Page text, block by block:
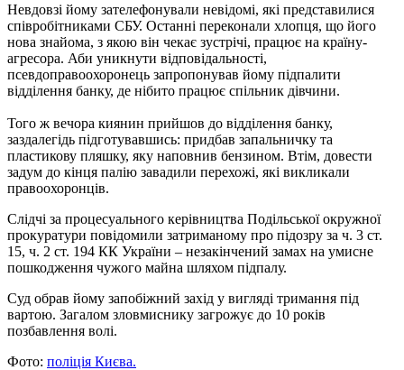
Невдовзі йому зателефонували невідомі, які представилися
співробітниками СБУ. Останні переконали хлопця, що його
нова знайома, з якою він чекає зустрічі, працює на країну-
агресора. Аби уникнути відповідальності,
псевдоправоохоронець запропонував йому підпалити
відділення банку, де нібито працює спільник дівчини.
Того ж вечора киянин прийшов до відділення банку,
заздалегідь підготувавшись: придбав запальничку та
пластикову пляшку, яку наповнив бензином. Втім, довести
задум до кінця палію завадили перехожі, які викликали
правоохоронців.
Слідчі за процесуального керівництва Подільської окружної
прокуратури повідомили затриманому про підозру за ч. 3 ст.
15, ч. 2 ст. 194 КК України – незакінчений замах на умисне
пошкодження чужого майна шляхом підпалу.
Суд обрав йому запобіжний захід у вигляді тримання під
вартою. Загалом зловмиснику загрожує до 10 років
позбавлення волі.
Фото: поліція Києва.